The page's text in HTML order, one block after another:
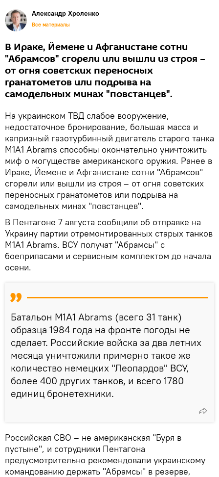
Александр Хроленко
Все материалы
В Ираке, Йемене и Афганистане сотни
"Абрамсов" сгорели или вышли из строя –
от огня советских переносных
гранатометов или подрыва на
самодельных минах "повстанцев".
На украинском ТВД слабое вооружение,
недостаточное бронирование, большая масса и
капризный газотурбинный двигатель старого танка
M1A1 Abrams способны окончательно уничтожить
миф о могуществе американского оружия. Ранее в
Ираке, Йемене и Афганистане сотни "Абрамсов"
сгорели или вышли из строя – от огня советских
переносных гранатометов или подрыва на
самодельных минах "повстанцев".
В Пентагоне 7 августа сообщили об отправке на
Украину партии отремонтированных старых танков
M1A1 Abrams. ВСУ получат "Абрамсы" с
боеприпасами и сервисным комплектом до начала
осени.
Батальон M1A1 Abrams (всего 31 танк)
образца 1984 года на фронте погоды не
сделает. Российские войска за два летних
месяца уничтожили примерно такое же
количество немецких "Леопардов" ВСУ,
более 400 других танков, и всего 1780
единиц бронетехники.
Российская СВО – не американская "Буря в
пустыне", и сотрудники Пентагона
предусмотрительно рекомендовали украинскому
командованию держать "Абрамсы" в резерве,